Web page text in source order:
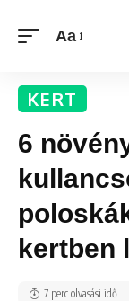
Aa
KERT
6
kertben
7 perc olvasási idő